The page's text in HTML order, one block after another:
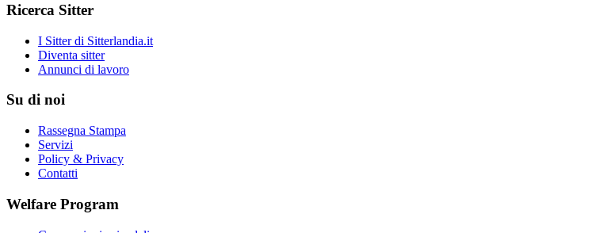
Ricerca Sitter
I Sitter di Sitterlandia.it
Diventa sitter
Annunci di lavoro
Su di noi
Rassegna Stampa
Servizi
Policy & Privacy
Contatti
Welfare Program